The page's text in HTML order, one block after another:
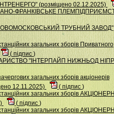
(розміщено 02.12.2025)
ФРАНКІВСЬКЕ
НОВОМОСКОВСЬКИЙ ТРУБНИЙ ЗАВОД"
загальних зборів Приватного
(підпис )
"ІНТЕРПАЙП НИЖНЬОД
загальних зборів акціонерів
12.11.2025)
( підпис )
загальних зборів
( підпис )
загальних зборів